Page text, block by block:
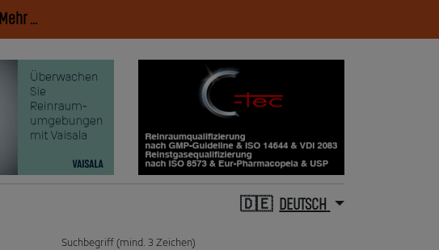
Mehr ...
DEUTSCH
Suchbegriff (mind. 3 Zeichen)